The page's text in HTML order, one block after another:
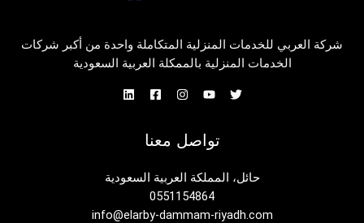
شركة العربي للخدمات المنزلية المتكاملة واحدة من أكبر شركات
الخدمات المنزلية بالممكلة العربية السعودية
تواصل معنا
حائل، المملكة العربية السعودية
0551154864
info@elarby-dammam-riyadh.com